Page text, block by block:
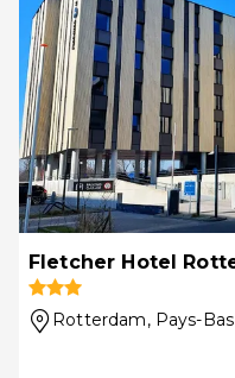
Fletcher Hotel
Rotterdam, Pays-Bas